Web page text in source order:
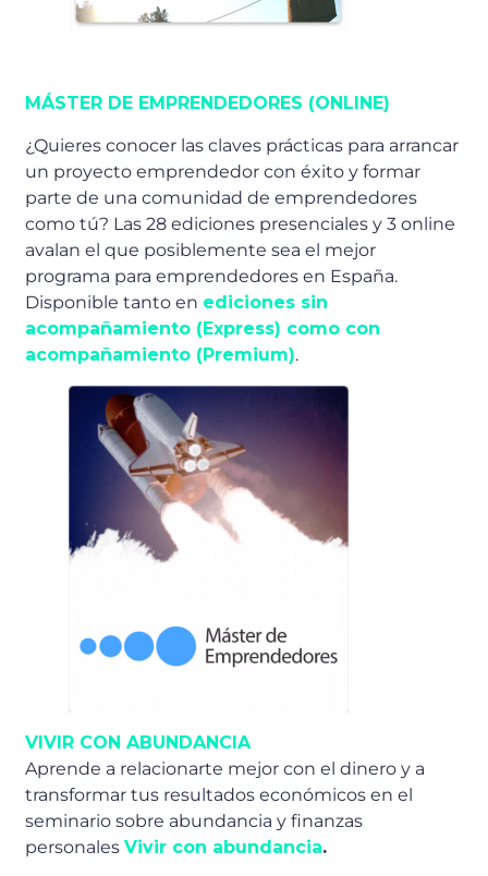
MÁSTER DE EMPRENDEDORES (ONLINE)
¿Quieres conocer las claves prácticas para arrancar
un proyecto emprendedor con éxito y formar
parte de una comunidad de emprendedores
como tú? Las 28 ediciones presenciales y 3 online
avalan el que posiblemente sea el mejor
programa para emprendedores en España.
Disponible tanto en ediciones sin
acompañamiento (Express) como con
acompañamiento (Premium).
VIVIR CON ABUNDANCIA
Aprende a relacionarte mejor con el dinero y a
transformar tus resultados económicos en el
seminario sobre abundancia y finanzas
personalesVivir con abundancia.